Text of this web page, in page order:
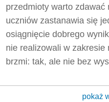
przedmioty warto
uczniów zastanawia się
osiągnięcie dobrego
nie realizowali w
brzmi: tak, ale nie bez
pokaż